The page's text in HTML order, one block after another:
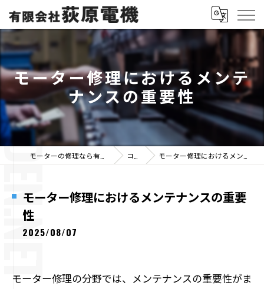
モーター修理におけるメンテ
ナンスの重要性
コラム モーター修理におけるメンテナンスの重要性
モーター修理におけるメンテナンスの重要
性
2025/08/07
モーター修理の分野では、メンテナンスの重要性がま